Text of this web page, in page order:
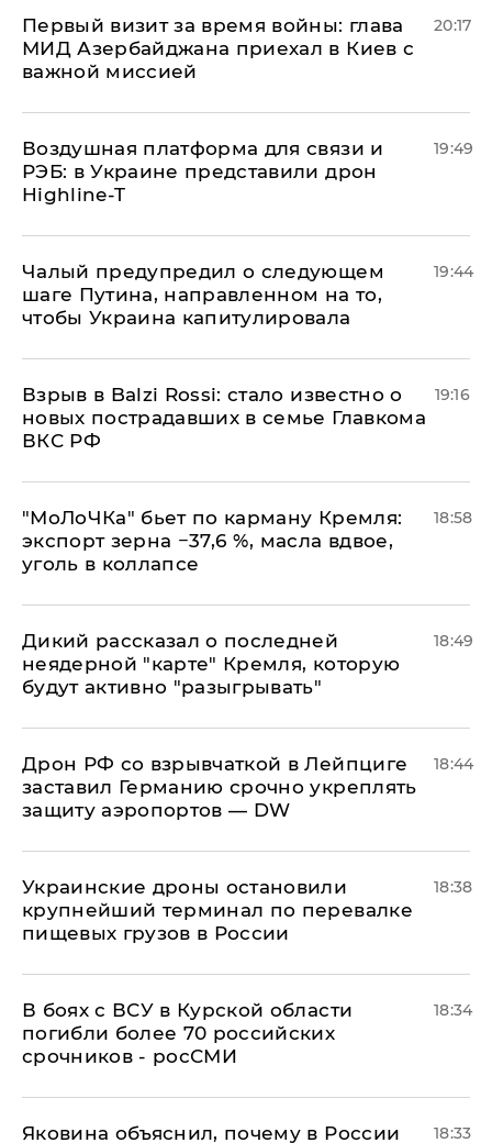
Первый визит за время войны: глава
МИД Азербайджана приехал в Киев с
важной миссией
20:17
Воздушная платформа для связи и
РЭБ: в Украине представили дрон
Highline-T
19:49
Чалый предупредил о следующем
шаге Путина, направленном на то,
чтобы Украина капитулировала
19:44
Взрыв в Balzi Rossi: стало известно о
новых пострадавших в семье Главкома
ВКС РФ
19:16
​"МоЛоЧКа" бьет по карману Кремля:
экспорт зерна −37,6 %, масла вдвое,
уголь в коллапсе
18:58
Дикий рассказал о последней
неядерной "карте" Кремля, которую
будут активно "разыгрывать"
18:49
​Дрон РФ со взрывчаткой в Лейпциге
заставил Германию срочно укреплять
защиту аэропортов — DW
18:44
Украинские дроны остановили
крупнейший терминал по перевалке
пищевых грузов в России
18:38
В боях с ВСУ в Курской области
погибли более 70 российских
срочников - росСМИ
18:34
Яковина объяснил, почему в России
18:33